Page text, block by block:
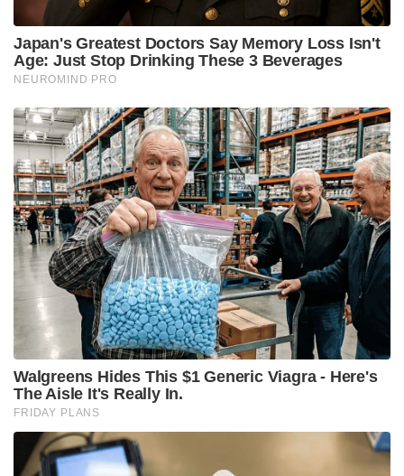
ഇന്റർഫേസ്’ (GUI) വികസിപ്പിക്കാൻ തീരുമാനിച്ചു.
അങ്ങനെ 1985-ൽ അവർ ‘Windows 1.0’ ലോകത്തിന്
മുന്നിൽ അവതരിപ്പിച്ചു. ആദ്യമായി മൗസ് ചലിപ്പിച്ച്,
സ്ക്രീനിലെ ഐക്കണുകളിൽ ക്ലിക്ക് ചെയ്ത് മനുഷ്യൻ
അവിടെയായിരുന്നു.
ആപ്പിളുമായി വർഷങ്ങൾ നീണ്ട നിയമപോരാട്ടങ്ങൾ
ഉൾപ്പെടെ നിരവധി പ്രതിസന്ധികൾ നേരിട്ടെങ്കിലും
വിൻഡോസിന്റെ കുതിപ്പ് തടയാൻ ആർക്കുമായില്ല.
1995-ൽ ‘Windows 95’ പുറത്തിറങ്ങിയതോടെ കമ്പ്യൂട്ടർ
ലോകം അതിന്റെ ചരിത്രത്തിലെ ഏറ്റവും വലിയ
മാറ്റത്തിന് സാക്ഷ്യം വഹിച്ചു. ഇന്ന് നമ്മൾ കാണുന്ന
സ്റ്റാർട്ട് ബട്ടണും, ടാസ്ക്ബാറും, വിൻഡോസ്
എക്സ്പ്ലോററുമെല്ലാം ജനിക്കുന്നത് അവിടെയാണ്.
പുതിയൊരു ഹാർഡ്‌വെയർ കണക്റ്റ് ചെയ്താൽ
സ്വയം പ്രവർത്തിക്കുന്ന ‘പ്ലഗ് ആൻഡ് പ്ലേ’
സംവിധാനവും അവർ കൊണ്ടുവന്നു. എന്നാൽ 2001-ൽ
വിൻഡോസ് എക്സ്പി (Windows XP)
എത്തിയതോടെയാണ് വിൻഡോസ് ജനങ്ങളുടെ
ഹൃദയത്തിൽ സ്ഥാനം പിടിക്കുന്നത്. ആ